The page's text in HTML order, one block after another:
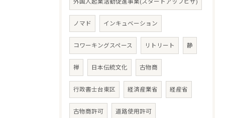
ノマド インキュベーション
コワーキングスペース リトリート 静
禅 日本伝統文化 古物商
行政書士台東区 経済産業省 経産省
古物商許可 道路使用許可